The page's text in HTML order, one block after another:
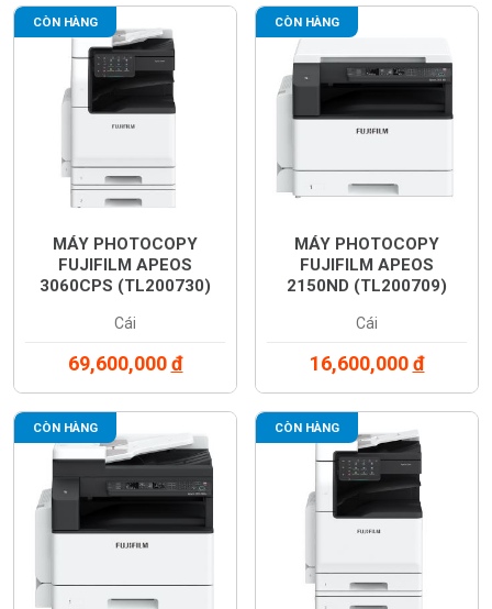
CÒN HÀNG
MÁY PHOTOCOPY
FUJIFILM APEOS
3060CPS (TL200730)
Cái
69,600,000đ
CÒN HÀNG
MÁY PHOTOCOPY
FUJIFILM APEOS
2150ND (TL200709)
Cái
16,600,000đ
CÒN HÀNG CÒN HÀNG